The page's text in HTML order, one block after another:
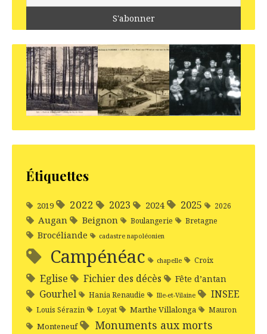
Étiquettes
2019 2022 2023 2024 2025 2026
Augan Beignon Boulangerie Bretagne
Brocéliande cadastre napoléonien
Campénéac chapelle Croix
Eglise Fichier des décès Fête d’antan
Gourhel Hania Renaudie Ille-et-Vilaine INSEE
Louis Sérazin Loyat Marthe Villalonga Mauron
Monteneuf Monuments aux morts